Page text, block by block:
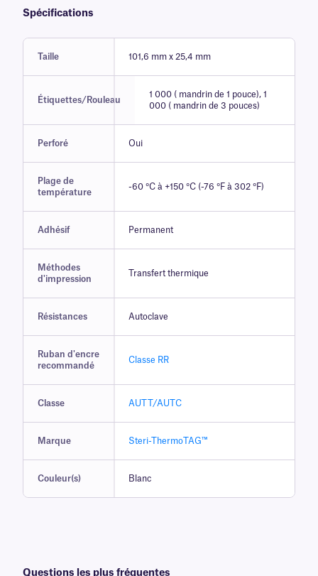
Spécifications
Taille 101,6 mm x 25,4 mm
Étiquettes/Rouleau
1 000 ( mandrin de 1 pouce), 1
000 ( mandrin de 3 pouces)
Perforé Oui
Plage de
température
-60 °C à +150 °C (-76 °F à 302 °F)
Adhésif Permanent
Méthodes
d'impression
Transfert thermique
Résistances Autoclave
Ruban d'encre
recommandé
Classe RR
Classe AUTT/AUTC
Marque Steri-ThermoTAG™
Couleur(s) Blanc
Questions les plus fréquentes